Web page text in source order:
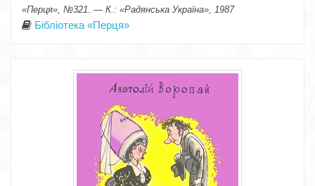
«Перця», №321. — К.: «Радянська Україна», 1987
Бібліотека «Перця»